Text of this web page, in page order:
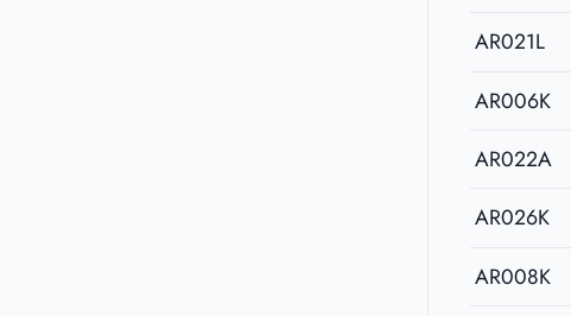
AR021L
AR006K
AR022A
AR026K
AR008K